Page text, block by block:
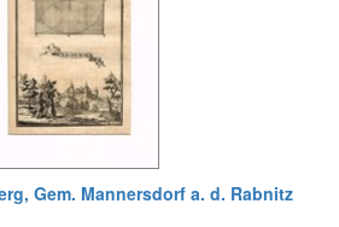
Gem. Mannersdorf a. d. Rabnitz